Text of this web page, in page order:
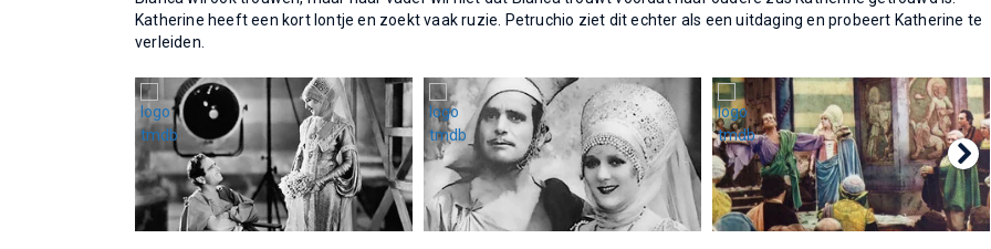
Katherine heeft een kort lontje en zoekt vaak ruzie. Petruchio ziet dit echter als een uitdaging en probeert Katherine te
verleiden.